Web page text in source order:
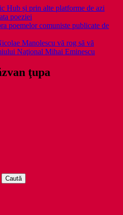
Hub și prin alte platforme de azi
poeziei
poemelor comuniste publicate de
Manolescu vă rog să vă
Naţional Mihai Eminescu
ţupa